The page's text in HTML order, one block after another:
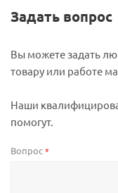
Задать вопрос
Вы можете задать
товару или работе
Наши
помогут.
Вопрос*